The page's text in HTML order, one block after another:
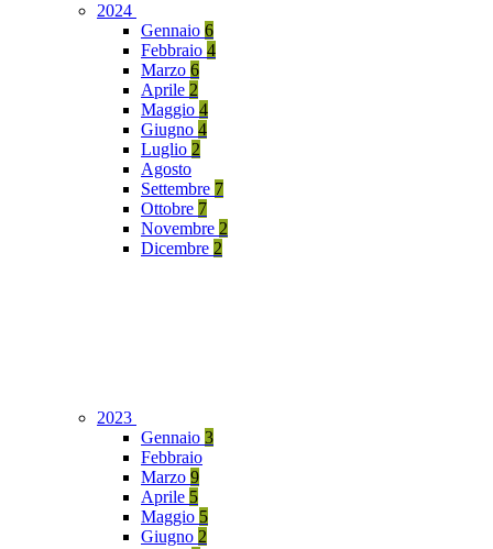
2024
Gennaio 6
Febbraio 4
Marzo 6
Aprile 2
Maggio 4
Giugno 4
Luglio 2
Agosto
Settembre 7
Ottobre 7
Novembre 2
Dicembre 2
2023
Gennaio 3
Febbraio
Marzo 9
Aprile 5
Maggio 5
Giugno 2